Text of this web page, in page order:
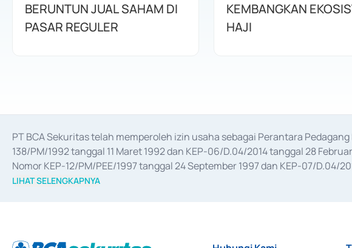
BERUNTUN JUAL SAHAM DI
PASAR REGULER
KEMBANGKAN
HAJI
PT BCA Sekuritas telah memperoleh izin usaha sebagai Perantara
138/PM/1992 tanggal 11 Maret 1992 dan KEP-06/D.04/2014 tanggal 28
Nomor KEP-12/PM/PEE/1997 tanggal 24 September 1997 dan KEP-07/D.04/
merger, akuisisi, divestasi, dan
LIHAT SELENGKAPNYA